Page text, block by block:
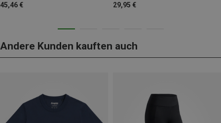
45,46 €
29,95 €
Andere Kunden kauften auch